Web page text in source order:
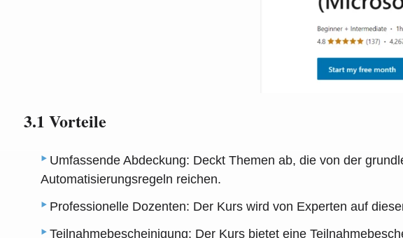
3.1 Vorteile
Umfassende Abdeckung: Deckt Themen ab, die von der
Automatisierungsregeln reichen.
Professionelle Dozenten: Der Kurs wird von Experten auf
Teilnahmebescheinigung: Der Kurs bietet eine